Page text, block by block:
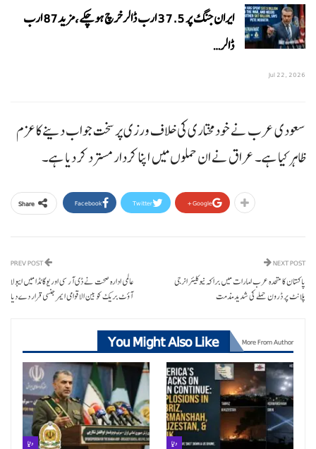
ایران جنگ پر 37.5 ارب ڈالر خرچ ہوچکے،مزید87 ارب
ڈالر…
Jul 22, 2026
سعودی عرب نے خودمختاری کی خلاف ورزی پر سخت جواب دینے کا عزم
ظاہر کیا ہے۔ عراق نے ان حملوں میں اپنا کردار مسترد کر دیا ہے۔
Share Facebook Twitter Google+
عالمی ادارہ صحت نے ڈی آر سی اور یوگانڈا میں ایبولا
آؤٹ بریک کو بین الاقوامی ایمرجنسی قرار دے دیا
NEXT POST
پاکستان کا متحدہ عرب امارات میں براکہ نیوکلیئر انرجی
پلانٹ پر ڈرون حملے کی شدید مذمت
You Might Also Like More From Author
دنیا دنیا